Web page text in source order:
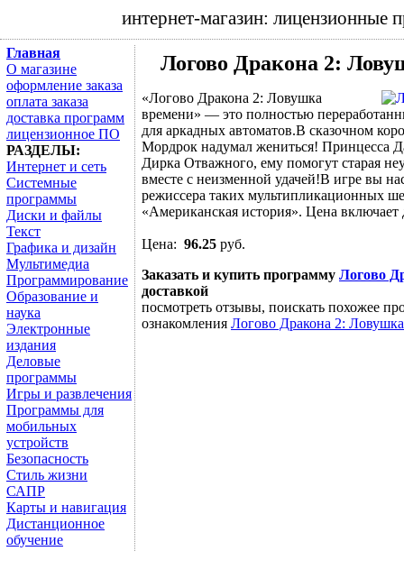
интернет-магазин:
Главная
О магазине
оформление заказа
оплата заказа
доставка программ
лицензионное ПО
РАЗДЕЛЫ:
Интернет и сеть
Системные
программы
Диски и файлы
Текст
Графика и дизайн
Мультимедиа
Программирование
Образование и
наука
Электронные
издания
Деловые
программы
Игры и развлечения
Программы для
мобильных
устройств
Безопасность
Стиль жизни
САПР
Карты и навигация
Дистанционное
обучение
Логово Дракона 2:
«Логово Дракона 2: Ловушка
времени» — это полностью
для аркадных автоматов.В сказочном
Мордрок надумал жениться! Принцесса
Дирка Отважного, ему помогут старая
вместе с неизменной удачей!В игре вы
режиссера таких мультипликационных
«Американская история». Цена включает
Цена: 96.25 руб.
Заказать и купить программу Логово
доставкой
посмотреть отзывы, поискать похожее
ознакомления Логово Дракона 2: